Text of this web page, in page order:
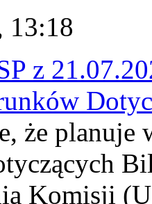
13:18
z
że planuje
Komisji